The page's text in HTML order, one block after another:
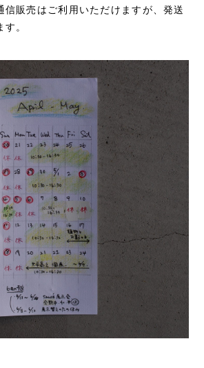
信販売はご利用いただけますが、発送
。